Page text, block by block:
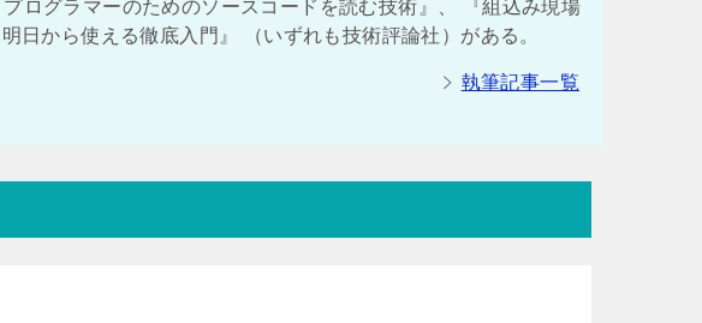
プログラマーのためのソースコードを読む技術』、 『組込み現場
日から使える徹底入門』 （いずれも技術評論社）がある。
執筆記事一覧